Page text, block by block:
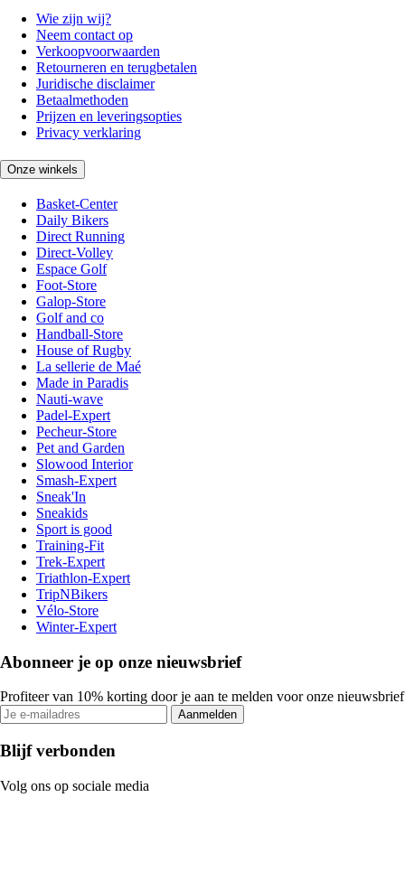
Wie zijn wij?
Neem contact op
Verkoopvoorwaarden
Retourneren en terugbetalen
Juridische disclaimer
Betaalmethoden
Prijzen en leveringsopties
Privacy verklaring
Onze winkels
Basket-Center
Daily Bikers
Direct Running
Direct-Volley
Espace Golf
Foot-Store
Galop-Store
Golf and co
Handball-Store
House of Rugby
La sellerie de Maé
Made in Paradis
Nauti-wave
Padel-Expert
Pecheur-Store
Pet and Garden
Slowood Interior
Smash-Expert
Sneak'In
Sneakids
Sport is good
Training-Fit
Trek-Expert
Triathlon-Expert
TripNBikers
Vélo-Store
Winter-Expert
Abonneer je op onze nieuwsbrief
Profiteer van 10% korting door je aan te melden voor onze nieuwsbrief
Aanmelden
Blijf verbonden
Volg ons op sociale media